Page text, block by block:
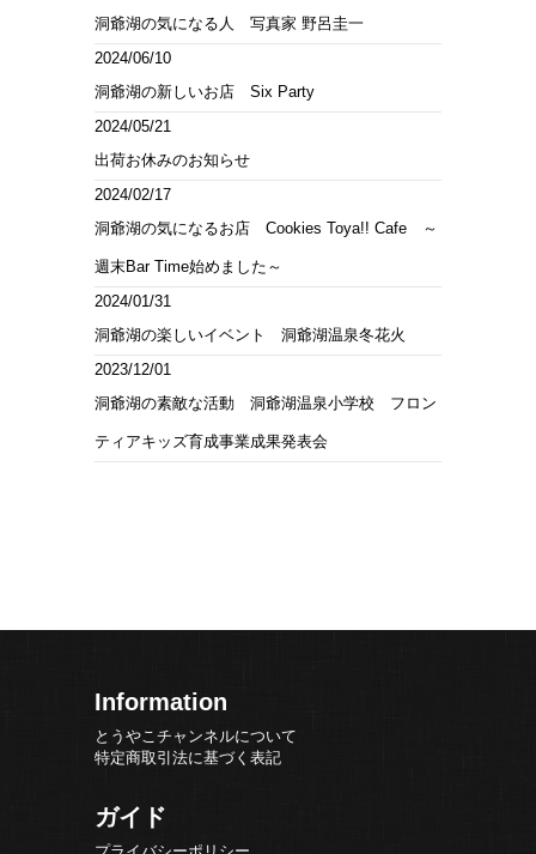
洞爺湖の気になる人 写真家 野呂圭一
2024/06/10
洞爺湖の新しいお店 Six Party
2024/05/21
出荷お休みのお知らせ
2024/02/17
洞爺湖の気になるお店 Cookies Toya!! Cafe ～
週末Bar Time始めました～
2024/01/31
洞爺湖の楽しいイベント 洞爺湖温泉冬花火
2023/12/01
洞爺湖の素敵な活動 洞爺湖温泉小学校 フロン
ティアキッズ育成事業成果発表会
Information
とうやこチャンネルについて
特定商取引法に基づく表記
ガイド